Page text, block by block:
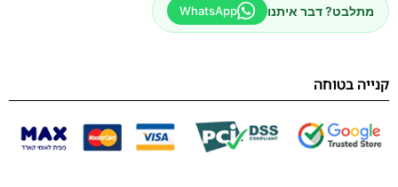
מתלבט? דבר איתנו WhatsApp
קנייה בטוחה